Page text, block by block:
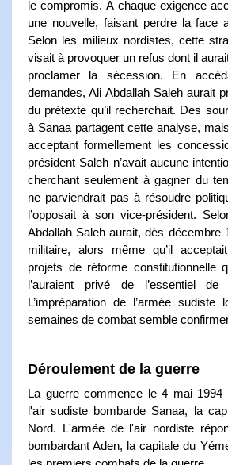
le compromis. À chaque exigence
une nouvelle, faisant perdre la face
Selon les milieux nordistes, cette
visait à provoquer un refus dont il
proclamer la sécession. En
demandes, Ali Abdallah Saleh aurait
du prétexte qu’il recherchait. Des
à Sanaa partagent cette analyse,
acceptant formellement les
président Saleh n’avait aucune
cherchant seulement à gagner du
ne parviendrait pas à résoudre
l’opposait à son vice-président.
Abdallah Saleh aurait, dès décembre
militaire, alors même qu’il
projets de réforme
l’auraient privé de l’essentiel de
L’impréparation de l’armée sudiste
semaines de combat semble
Déroulement de la guerre
La guerre commence le 4 mai 1994
l'air sudiste bombarde Sanaa, la
Nord. L'armée de l'air nordiste
bombardant Aden, la capitale du